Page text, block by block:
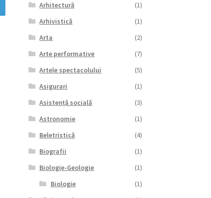
Arhitectură
(1)
Arhivistică
(1)
Arta
(2)
Arte performative
(7)
Artele spectacolului
(5)
Asigurari
(1)
Asistență socială
(3)
Astronomie
(1)
Beletristică
(4)
Biografii
(1)
Biologie-Geologie
(1)
Biologie
(1)